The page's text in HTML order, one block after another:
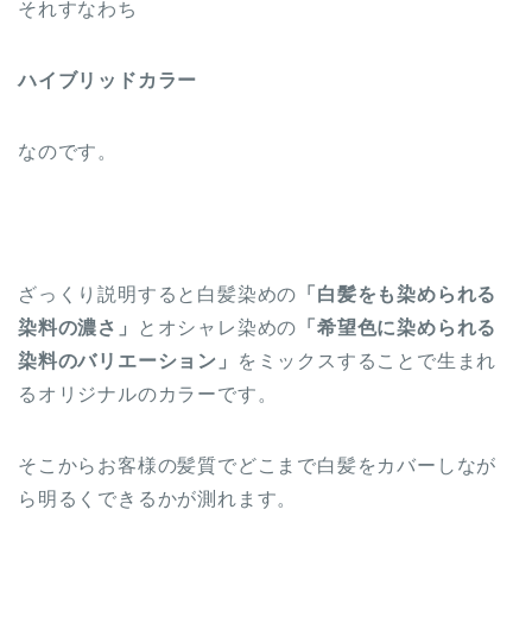
それすなわち
ハイブリッドカラー
なのです。
ざっくり説明すると白髪染めの 「白髪をも染められる
染料の濃さ」
とオシャレ染めの 「希望色に染められる
染料のバリエーション」
をミックスすることで生まれ
るオリジナルのカラーです。
そこからお客様の髪質でどこまで白髪をカバーしなが
ら明るくできるかが測れます。